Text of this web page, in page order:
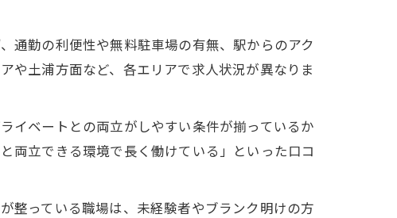
通勤の利便性や無料駐車場の有無、駅からのアク
や土浦方面など、各エリアで求人状況が異なりま
イベートとの両立がしやすい条件が揃っているか
両立できる環境で長く働けている」といった口コ
整っている職場は、未経験者やブランク明けの方